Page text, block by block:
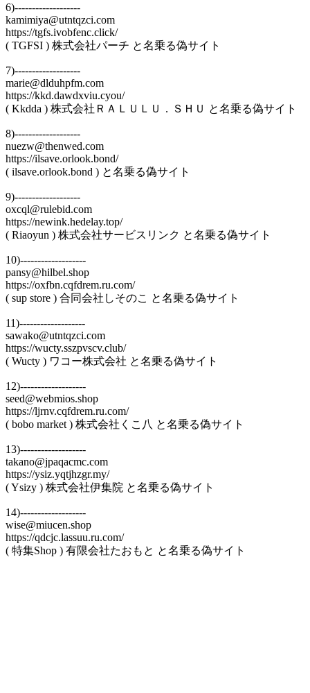
6)-------------------
kamimiya@utntqzci.com
https://tgfs.ivobfenc.click/
( TGFSI ) 株式会社パーチ と名乗る偽サイト
7)-------------------
marie@dlduhpfm.com
https://kkd.dawdxviu.cyou/
( Kkdda ) 株式会社ＲＡＬＵＬＵ．ＳＨＵ と名乗る偽サイト
8)-------------------
nuezw@thenwed.com
https://ilsave.orlook.bond/
( ilsave.orlook.bond ) と名乗る偽サイト
9)-------------------
oxcql@rulebid.com
https://newink.hedelay.top/
( Riaoyun ) 株式会社サービスリンク と名乗る偽サイト
10)-------------------
pansy@hilbel.shop
https://oxfbn.cqfdrem.ru.com/
( sup store ) 合同会社しそのこ と名乗る偽サイト
11)-------------------
sawako@utntqzci.com
https://wucty.sszpvscv.club/
( Wucty ) ワコー株式会社 と名乗る偽サイト
12)-------------------
seed@webmios.shop
https://ljrnv.cqfdrem.ru.com/
( bobo market ) 株式会社くこ八 と名乗る偽サイト
13)-------------------
takano@jpaqacmc.com
https://ysiz.yqtjhzgr.my/
( Ysizy ) 株式会社伊集院 と名乗る偽サイト
14)-------------------
wise@miucen.shop
https://qdcjc.lassuu.ru.com/
( 特集Shop ) 有限会社たおもと と名乗る偽サイト